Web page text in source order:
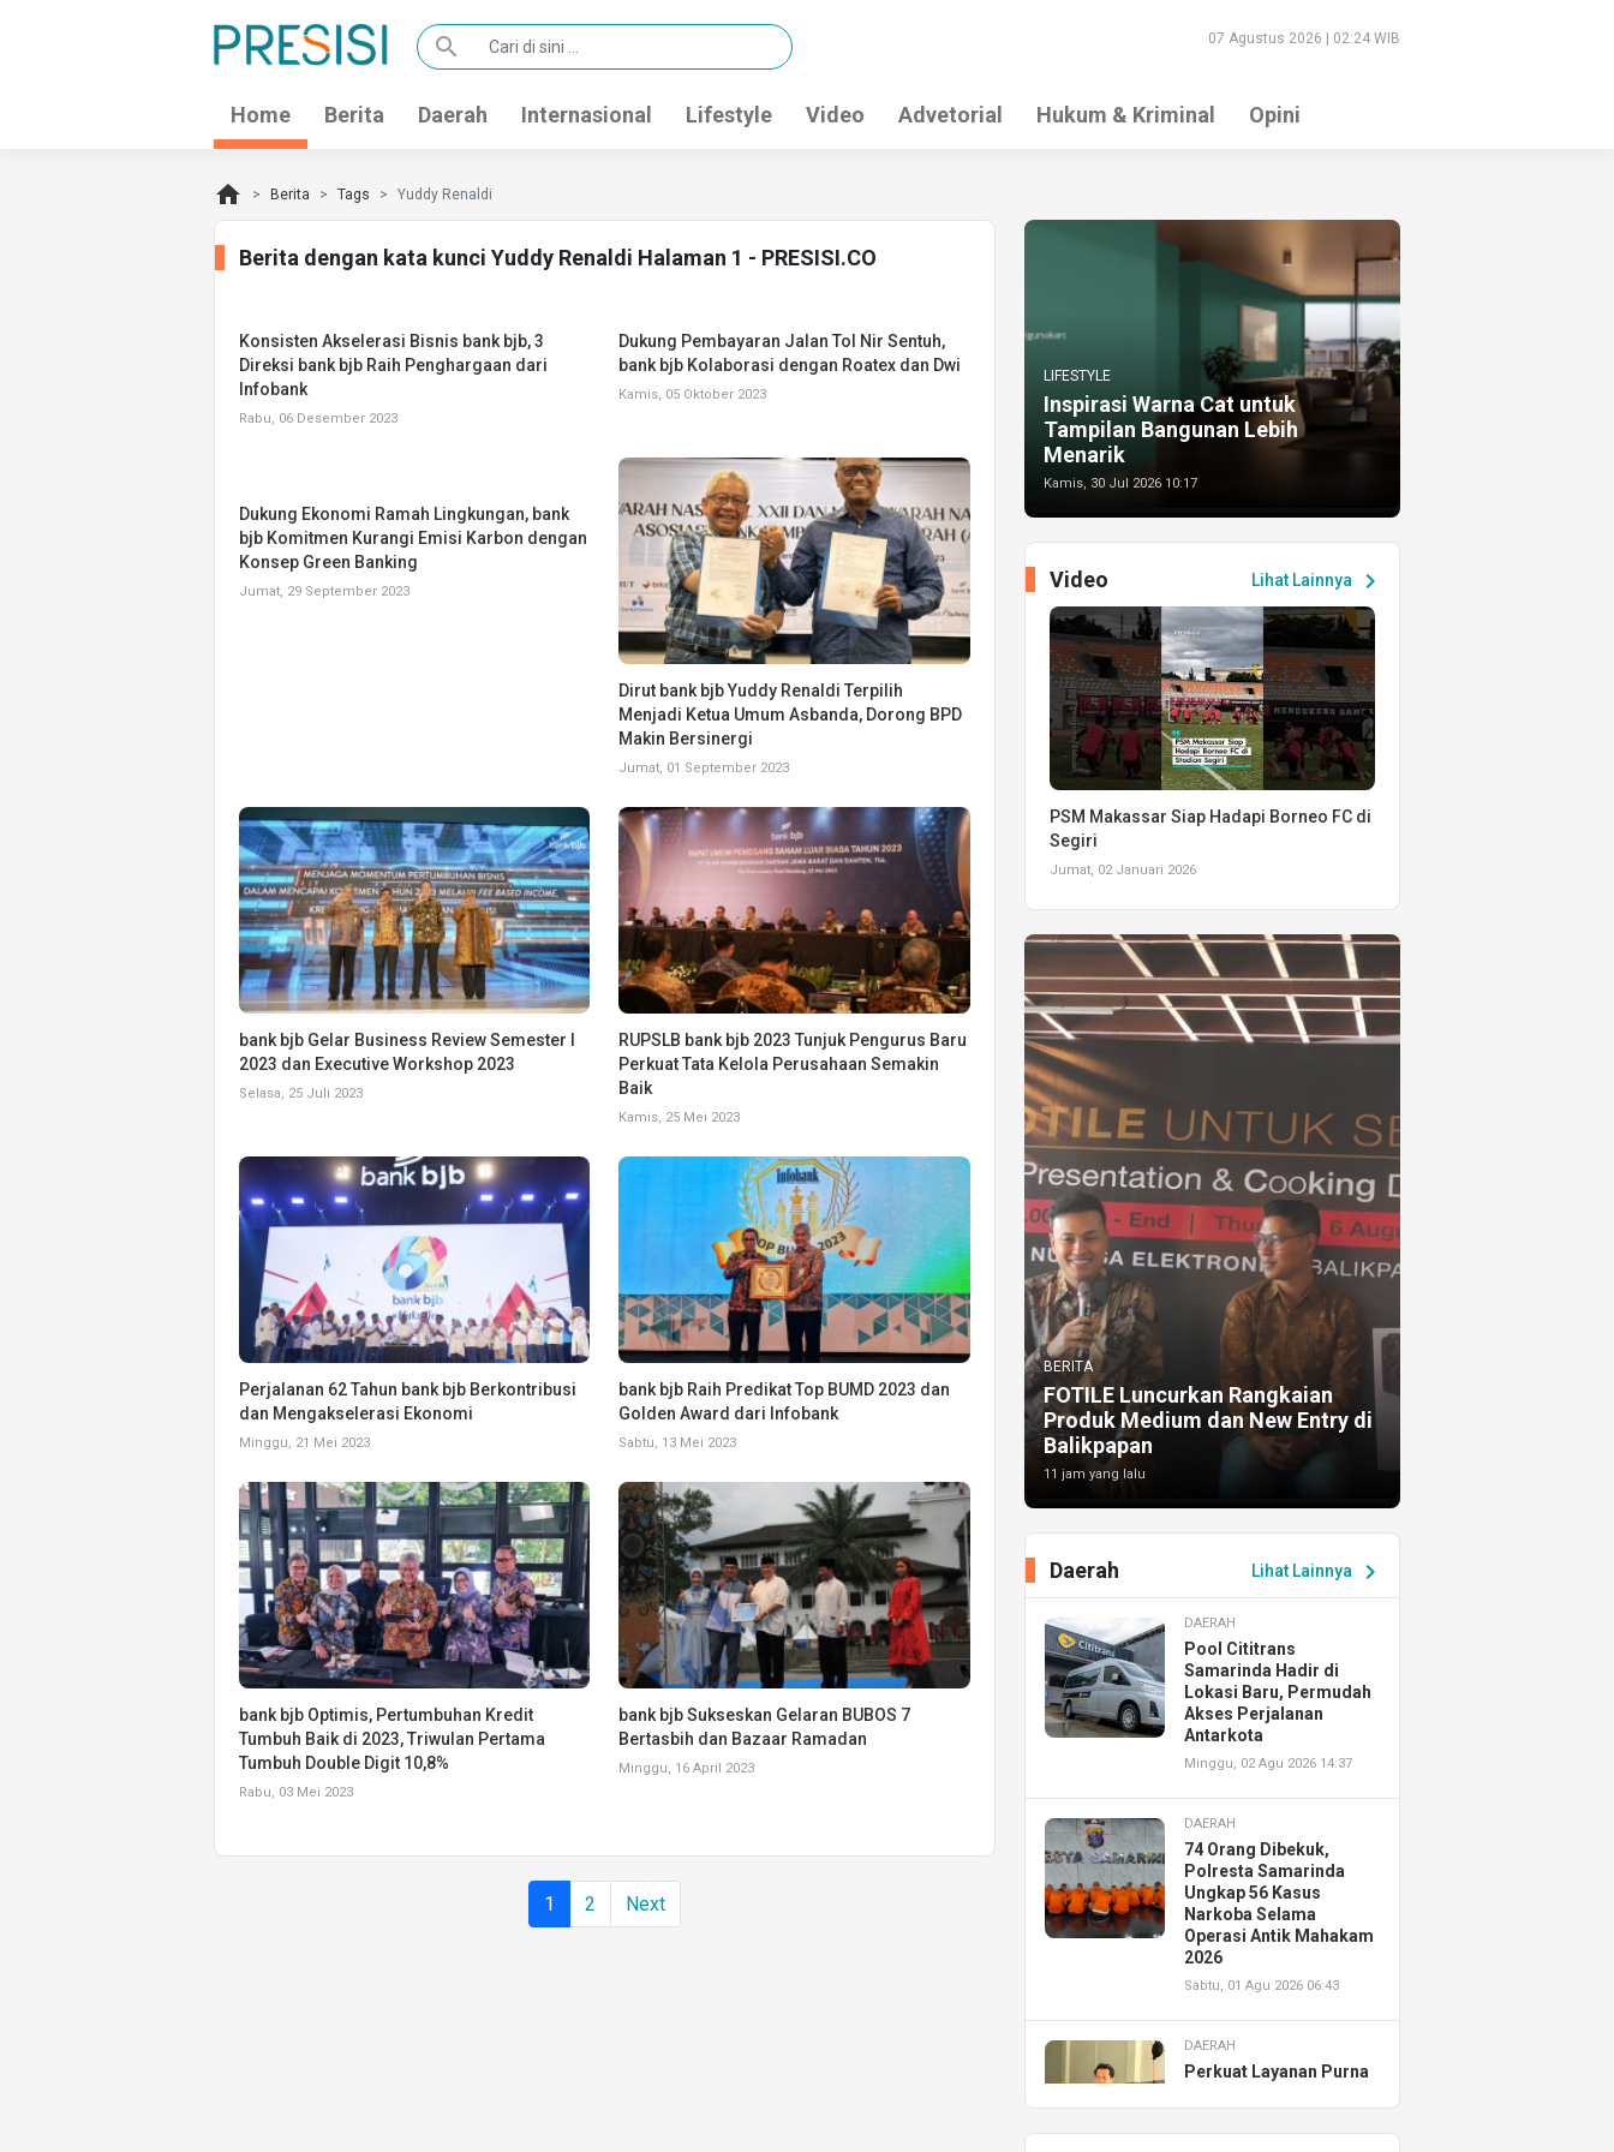
search 07 Agustus 2026 | 02:24 WIB
Home Berita Daerah Internasional Lifestyle Video Advetorial Hukum & Kriminal Opini
home Berita Tags Yuddy Renaldi
Berita dengan kata kunci Yuddy Renaldi Halaman 1 - PRESISI.CO
Konsisten Akselerasi Bisnis bank bjb, 3
Direksi bank bjb Raih Penghargaan dari
Infobank
Rabu, 06 Desember 2023
Dukung Pembayaran Jalan Tol Nir Sentuh,
bank bjb Kolaborasi dengan Roatex dan Dwi
Kamis, 05 Oktober 2023
Dukung Ekonomi Ramah Lingkungan, bank
bjb Komitmen Kurangi Emisi Karbon dengan
Konsep Green Banking
Jumat, 29 September 2023
Dirut bank bjb Yuddy Renaldi Terpilih
Menjadi Ketua Umum Asbanda, Dorong BPD
Makin Bersinergi
Jumat, 01 September 2023
bank bjb Gelar Business Review Semester I
2023 dan Executive Workshop 2023
Selasa, 25 Juli 2023
RUPSLB bank bjb 2023 Tunjuk Pengurus Baru
Perkuat Tata Kelola Perusahaan Semakin
Baik
Kamis, 25 Mei 2023
Perjalanan 62 Tahun bank bjb Berkontribusi
dan Mengakselerasi Ekonomi
Minggu, 21 Mei 2023
bank bjb Raih Predikat Top BUMD 2023 dan
Golden Award dari Infobank
Sabtu, 13 Mei 2023
bank bjb Optimis, Pertumbuhan Kredit
Tumbuh Baik di 2023, Triwulan Pertama
Tumbuh Double Digit 10,8%
Rabu, 03 Mei 2023
bank bjb Sukseskan Gelaran BUBOS 7
Bertasbih dan Bazaar Ramadan
Minggu, 16 April 2023
1 2 Next
LIFESTYLE
Inspirasi Warna Cat untuk
Tampilan Bangunan Lebih
Menarik
Kamis, 30 Jul 2026 10:17
Lihat Lainnya chevron_right
Video
PSM Makassar Siap Hadapi Borneo FC di
Segiri
Jumat, 02 Januari 2026
BERITA
FOTILE Luncurkan Rangkaian
Produk Medium dan New Entry di
Balikpapan
11 jam yang lalu
Lihat Lainnya chevron_right
Daerah
DAERAH
Pool Cititrans
Samarinda Hadir di
Lokasi Baru, Permudah
Akses Perjalanan
Antarkota
Minggu, 02 Agu 2026 14:37
DAERAH
74 Orang Dibekuk,
Polresta Samarinda
Ungkap 56 Kasus
Narkoba Selama
Operasi Antik Mahakam
2026
Sabtu, 01 Agu 2026 06:43
DAERAH
Perkuat Layanan Purna
Resmikan AHASS